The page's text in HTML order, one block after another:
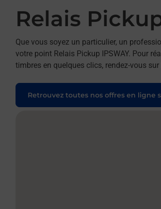
Relais
Que vous soyez un particulier, un
votre point Relais Pickup IPSWAY. Pour
timbres en quelques clics, rendez-vous
Retrouvez toutes nos offres en ligne